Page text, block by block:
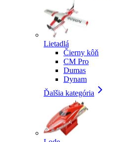
Lietadlá
Čierny kôň
CM Pro
Dumas
Dynam
Ďalšia kategória